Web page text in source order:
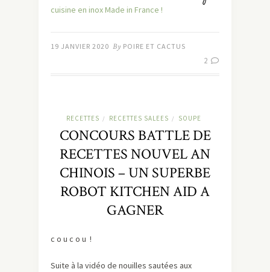
cuisine en inox Made in France !
19 JANVIER 2020 By POIRE ET CACTUS
2
RECETTES / RECETTES SALEES / SOUPE
CONCOURS BATTLE DE
RECETTES NOUVEL AN
CHINOIS – UN SUPERBE
ROBOT KITCHEN AID A
GAGNER
c o u c o u !
Suite à la vidéo de nouilles sautées aux